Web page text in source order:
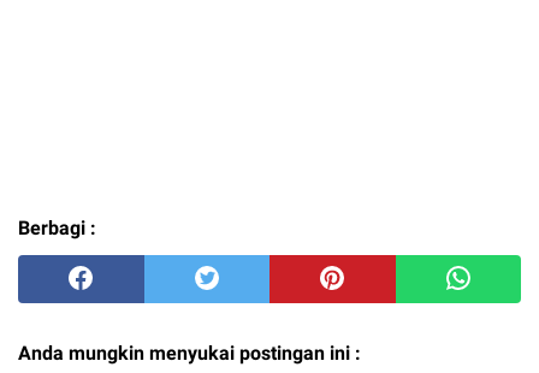
Berbagi :
Anda mungkin menyukai postingan ini :